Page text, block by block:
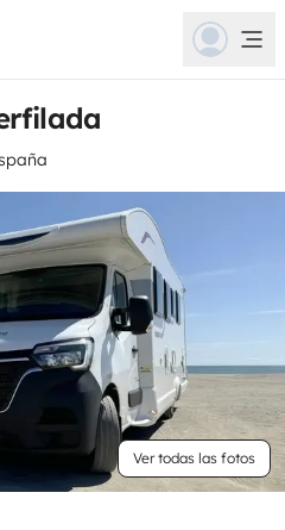
Ver todas las fotos